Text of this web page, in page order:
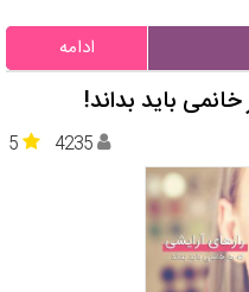
ادامه
باید بداند!
5 4235